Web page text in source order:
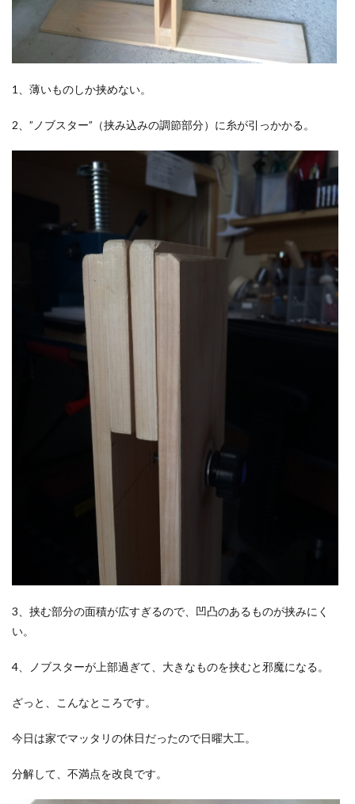
1、薄いものしか挟めない。
2、”ノブスター”（挟み込みの調節部分）に糸が引っかかる。
3、挟む部分の面積が広すぎるので、凹凸のあるものが挟みにく
い。
4、ノブスターが上部過ぎて、大きなものを挟むと邪魔になる。
ざっと、こんなところです。
今日は家でマッタリの休日だったので日曜大工。
分解して、不満点を改良です。